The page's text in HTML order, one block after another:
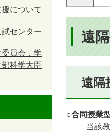
遠
遠隔
○合同授業型
当該
について
センター
員会，学
科学大臣